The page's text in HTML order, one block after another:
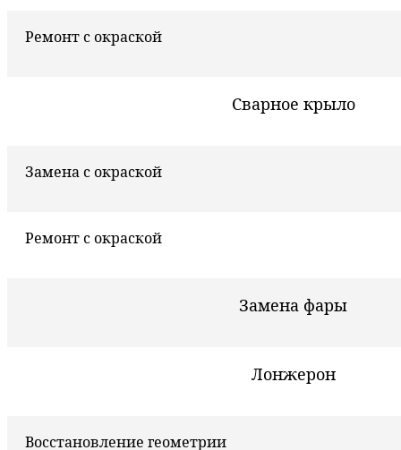
Ремонт с окраской
Сварное крыло
Замена с окраской
Ремонт с окраской
Замена фары
Лонжерон
Восстановление геометрии